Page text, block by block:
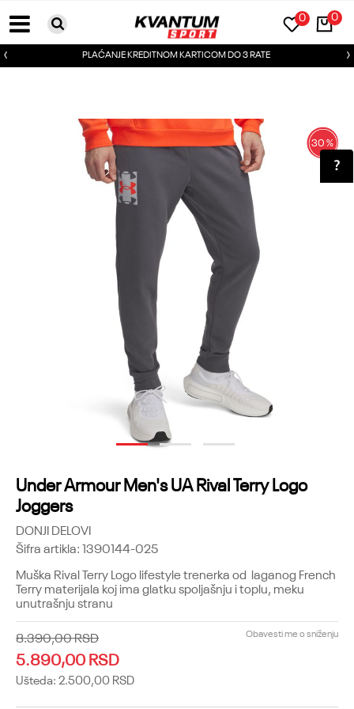
0
0
PLAĆANJE KREDITNOM KARTICOM DO 3 RATE
1 2 3
30%
Under Armour Men's UA Rival Terry Logo
Joggers
DONJI DELOVI
Šifra artikla:1390144-025
Muška Rival Terry Logo lifestyle trenerka od laganog French
Terry materijala koj ima glatku spoljašnju i toplu, meku
unutrašnju stranu
8.390,00RSD
5.890,00RSD
Ušteda: 2.500,00 RSD
Obavesti me o sniženju